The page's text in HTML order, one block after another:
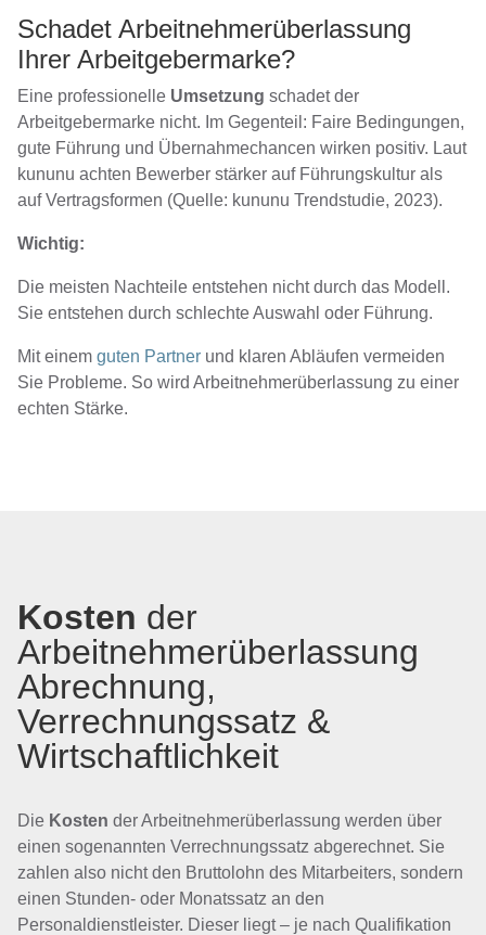
Schadet Arbeitnehmerüberlassung
Ihrer Arbeitgebermarke?
Eine professionelle Umsetzung schadet der
Arbeitgebermarke nicht. Im Gegenteil: Faire Bedingungen,
gute Führung und Übernahmechancen wirken positiv. Laut
kununu achten Bewerber stärker auf Führungskultur als
auf Vertragsformen (Quelle: kununu Trendstudie, 2023).
Wichtig:
Die meisten Nachteile entstehen nicht durch das Modell.
Sie entstehen durch schlechte Auswahl oder Führung.
Mit einem guten Partner und klaren Abläufen vermeiden
Sie Probleme. So wird Arbeitnehmerüberlassung zu einer
echten Stärke.
Kosten der
Arbeitnehmerüberlassung
Abrechnung,
Verrechnungssatz &
Wirtschaftlichkeit
Die Kosten der Arbeitnehmerüberlassung werden über
einen sogenannten Verrechnungssatz abgerechnet. Sie
zahlen also nicht den Bruttolohn des Mitarbeiters, sondern
einen Stunden- oder Monatssatz an den
Personaldienstleister. Dieser liegt – je nach Qualifikation